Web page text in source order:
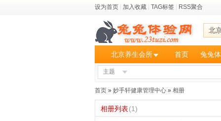
设为首页 加入收藏 TAG标签 RSS聚合
北
北京养生会所 首页 兔兔
主题
首页 » 妙手轩健康管理中心 » 相册
相册列表(1)